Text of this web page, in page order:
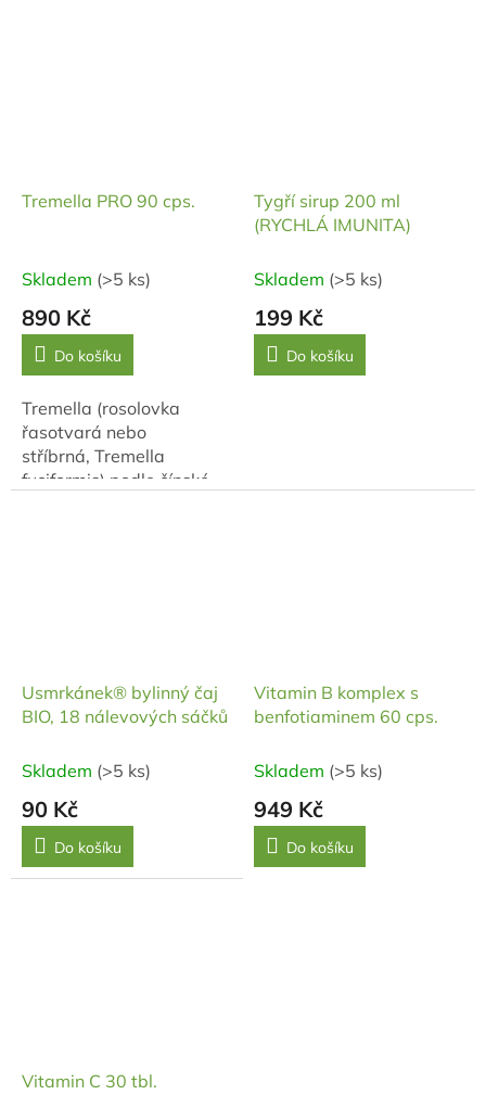
Tremella PRO 90 cps.
Skladem (>5 ks)
890 Kč
Do košíku
Tremella (rosolovka
řasotvará nebo
stříbrná, Tremella
fuciformis) podle čínské
Tygří sirup 200 ml
(RYCHLÁ IMUNITA)
Skladem (>5 ks)
199 Kč
Do košíku
Usmrkánek® bylinný čaj
BIO, 18 nálevových sáčků
Skladem (>5 ks)
90 Kč
Do košíku
Vitamin B komplex s
benfotiaminem 60 cps.
Skladem (>5 ks)
949 Kč
Do košíku
Vitamin C 30 tbl.